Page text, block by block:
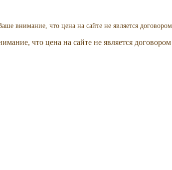
внимание, что цена на сайте не является
что цена на сайте не является